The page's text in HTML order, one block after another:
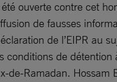
ouverte contre cet
de fausses
de l’EIPR au
conditions de détention
de-Ramadan. Hossam